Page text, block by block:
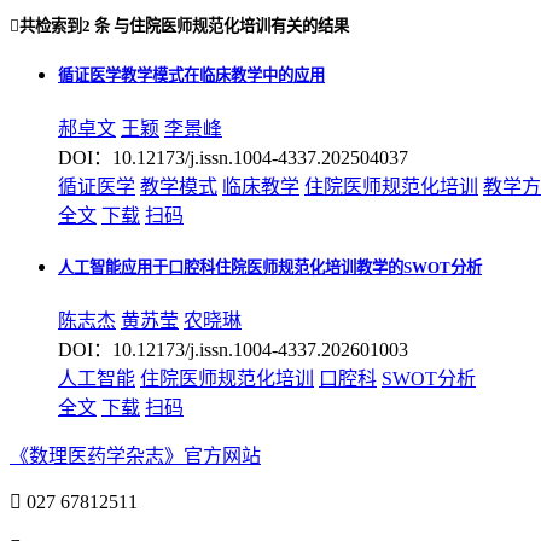
共检索到 2 条与住院医师规范化培训 有关的结果
循证医学教学模式在临床教学中的应用
郝卓文 王颖 李景峰
DOI：10.12173/j.issn.1004-4337.202504037
循证医学 教学模式 临床教学 住院医师规范化培训
教学
全文 下载 扫码
人工智能应用于口腔科住院医师规范化培训教学的SWOT分析
陈志杰 黄苏莹 农晓琳
DOI：10.12173/j.issn.1004-4337.202601003
人工智能 住院医师规范化培训 口腔科 SWOT分析
全文 下载 扫码
《数理医药学杂志》官方网站
 027 67812511